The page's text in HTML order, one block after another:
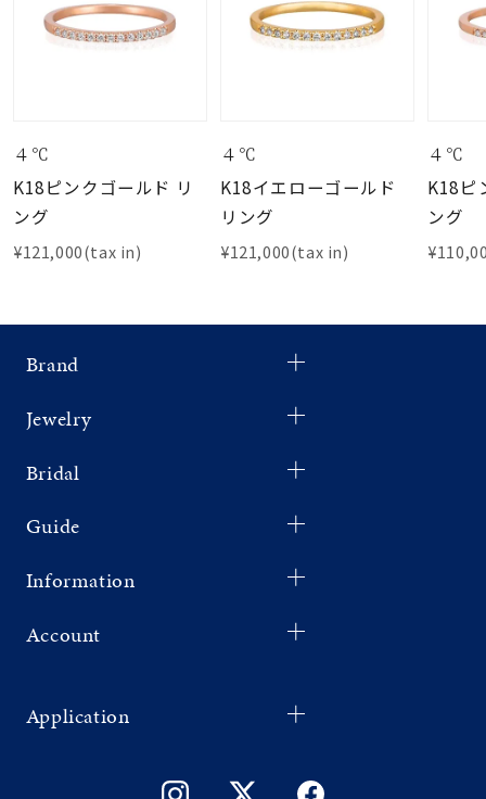
４℃
K18ピンクゴールド リ
ング
¥121,000(tax in)
４℃
K18イエローゴールド
リング
¥121,000(tax in)
４℃
K18ピ
ング
Brand
Jewelry
Bridal
Guide
Information
Account
Application